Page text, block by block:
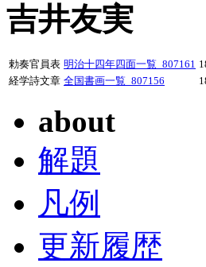
吉井友実
勅奏官員表 明治十四年四面一覧_807161
経学詩文章 全国書画一覧_807156
about
解題
凡例
更新履歴